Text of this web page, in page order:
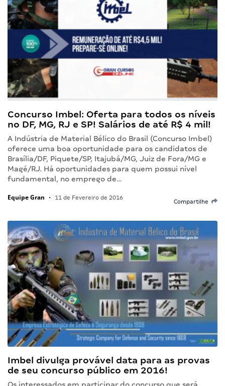
Concurso Imbel: Oferta para todos os níveis
no DF, MG, RJ e SP! Salários de até R$ 4 mil!
A Indústria de Material Bélico do Brasil (Concurso Imbel)
oferece uma boa oportunidade para os candidatos de
Brasília/DF, Piquete/SP, Itajubá/MG, Juiz de Fora/MG e
Magé/RJ. Há oportunidades para quem possui nível
fundamental, no emprego de…
Equipe Gran • 11 de Fevereiro de 2016
Compartilhe
Imbel divulga provável data para as provas
de seu concurso público em 2016!